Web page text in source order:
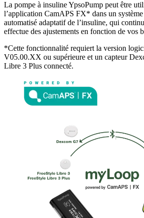
La pompe à insuline YpsoPump peut être
l’application CamAPS FX* dans un
automatisé adaptatif de l’insuline, qui
effectue des ajustements en fonction de vos
*Cette fonctionnalité requiert la version
V05.00.XX ou supérieure et un capteur
Libre 3 Plus connecté.